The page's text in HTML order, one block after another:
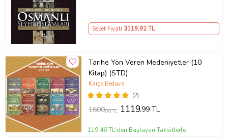
Sepet Fiyatı 3119,92 TL
Tarihe Yön Veren Medeniyetler (10
Kitap) (STD)
(2)
Kargo Bedava
1600,00 TL 1119,99 TL
119,46 TL'den Başlayan Taksitlerle